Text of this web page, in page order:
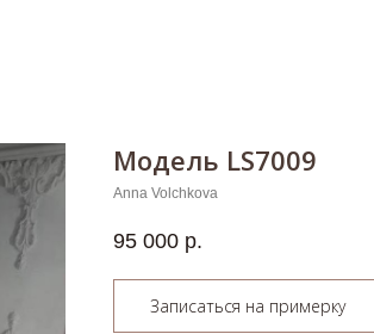
Модель LS7009
Anna Volchkova
95 000 р.
Записаться на примерку